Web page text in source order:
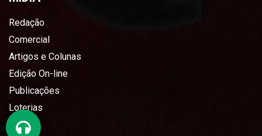
Redação
Comercial
Artigos e Colunas
Edição On-line
Publicações
Loterias